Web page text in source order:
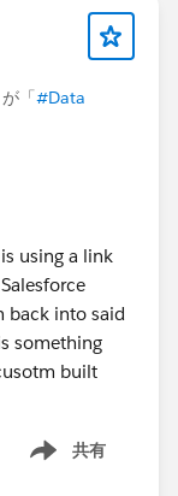
が「#Data
using a link
back into said
something
built
共有
Show menu